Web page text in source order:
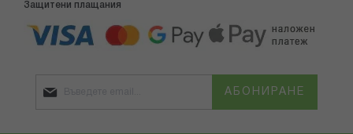
Защитени плащания
АБОНИРАНЕ